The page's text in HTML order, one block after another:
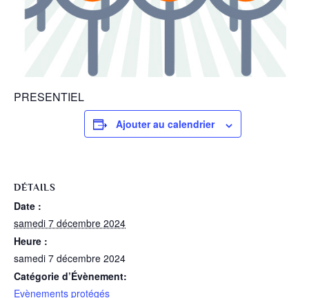
PRESENTIEL
Ajouter au calendrier
DÉTAILS
Date :
samedi 7 décembre 2024
Heure :
samedi 7 décembre 2024
Catégorie d’Évènement:
Evènements protégés